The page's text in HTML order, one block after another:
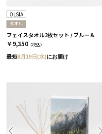
OLSIA
タオル
フェイスタオル2枚セット / ブルー＆ピンク［オルシア］
￥9,350 （税込）
最短8月19日(水)にお届け